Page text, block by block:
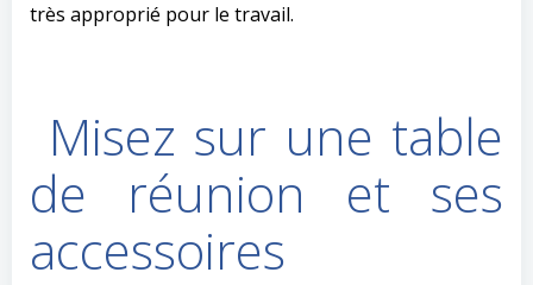
très approprié pour le travail.
Misez sur une table
de réunion et ses
accessoires